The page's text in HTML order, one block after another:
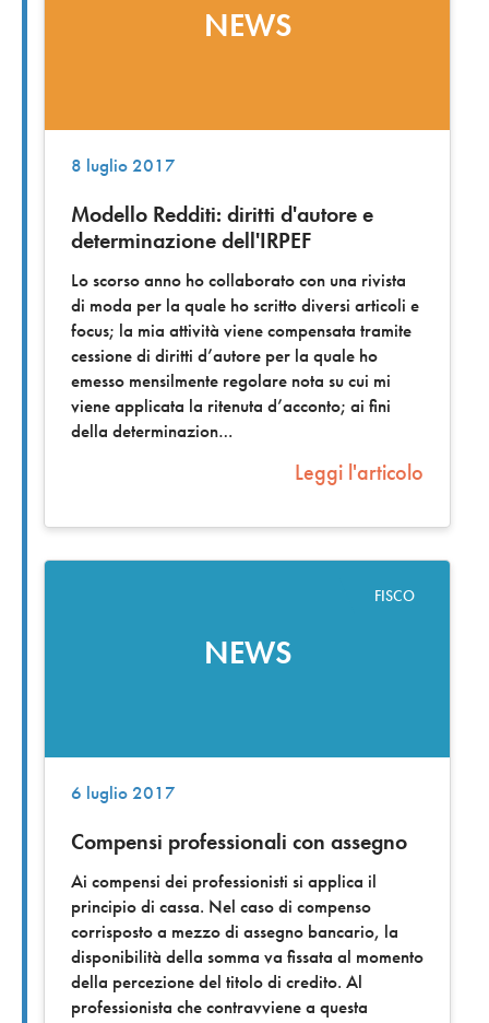
NEWS
8 luglio 2017
Modello Redditi: diritti d'autore e
determinazione dell'IRPEF
Lo scorso anno ho collaborato con una rivista
di moda per la quale ho scritto diversi articoli e
focus; la mia attività viene compensata tramite
cessione di diritti d’autore per la quale ho
emesso mensilmente regolare nota su cui mi
viene applicata la ritenuta d’acconto; ai fini
della determinazion
Leggi l'articolo
NEWS
FISCO
6 luglio 2017
Compensi professionali con assegno
Ai compensi dei professionisti si applica il
principio di cassa. Nel caso di compenso
corrisposto a mezzo di assegno bancario, la
disponibilità della somma va fissata al momento
della percezione del titolo di credito. Al
professionista che contravviene a questa